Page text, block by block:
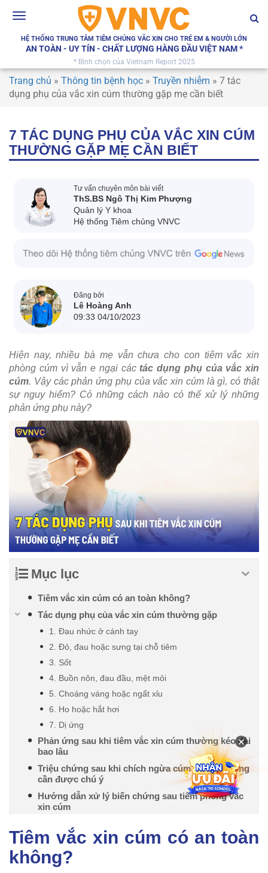
Toggle
HỆ THỐNG TRUNG TÂM TIÊM CHỦNG VẮC XIN CHO TRẺ EM & NGƯỜI LỚN
AN TOÀN - UY TÍN - CHẤT LƯỢNG HÀNG ĐẦU VIỆT NAM *
* Bình chọn của Vietnam Report 2025
Trang chủ » Thông tin bệnh học » Truyền nhiễm » 7 tác
dụng phụ của vắc xin cúm thường gặp mẹ cần biết
7 TÁC DỤNG PHỤ CỦA VẮC XIN CÚM
THƯỜNG GẶP MẸ CẦN BIẾT
Tư vấn chuyên môn bài viết
ThS.BS Ngô Thị Kim Phượng
Quản lý Y khoa
Hệ thống Tiêm chủng VNVC
Đăng bởi
Lê Hoàng Anh
09:33 04/10/2023
Hiện nay, nhiều bà mẹ vẫn chưa cho con tiêm vắc xin
phòng cúm vì vẫn e ngại các tác dụng phụ của vắc xin
cúm. Vậy các phản ứng phụ của vắc xin cúm là gì, có thật
sự nguy hiểm? Có những cách nào có thể xử lý những
phản ứng phụ này?
Mục lục
Tiêm vắc xin cúm có an toàn không?
Tác dụng phụ của vắc xin cúm thường gặp
1. Đau nhức ở cánh tay
2. Đỏ, đau hoặc sưng tại chỗ tiêm
3. Sốt
4. Buồn nôn, đau đầu, mệt mỏi
5. Choáng váng hoặc ngất xỉu
6. Ho hoặc hắt hơi
7. Dị ứng
Phản ứng sau khi tiêm vắc xin cúm thường kéo dài
bao lâu
Triệu chứng sau khi chích ngừa cúm nghiêm trọng
cần được chú ý
Hướng dẫn xử lý biến chứng sau tiêm phòng vắc
xin cúm
Tiêm vắc xin cúm có an toàn
không?
×